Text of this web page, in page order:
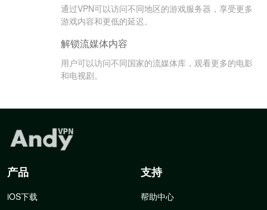
通过VPN可以访问不同地区的游戏服务器，享受更多
游戏内容和更低的延迟。
解锁流媒体内容
用户可以访问不同国家的流媒体库，观看更多的电影
和电视剧。
产品
iOS下载
支持
帮助中心